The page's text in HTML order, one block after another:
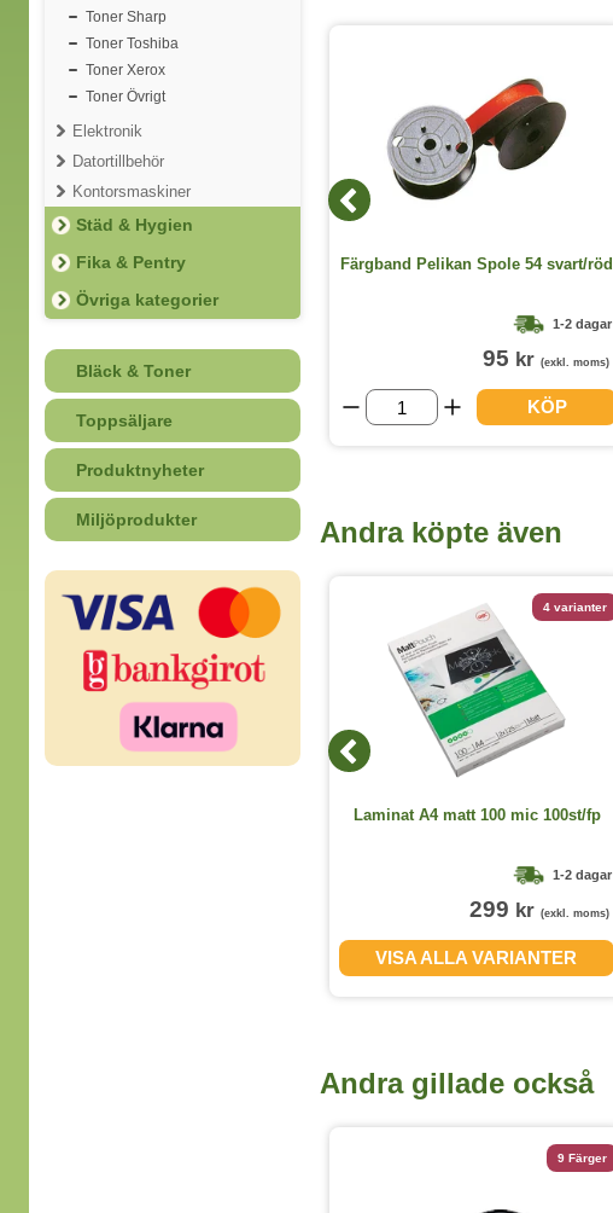
Toner Sharp
Toner Toshiba
Toner Xerox
Toner Övrigt
Elektronik
Datortillbehör
Kontorsmaskiner
Städ & Hygien
Fika & Pentry
Övriga kategorier
Bläck & Toner
Toppsäljare
Produktnyheter
Miljöprodukter
Batteri GP Super Alkaline AAA/LR03
1-2 dagar
229
VISA ALLA VARIANTER
Färgband Pelikan Spole 54 svart/röd
1-2 dagar
95 kr (exkl. moms)
KÖP
Andra köpte även
4 varianter
Laminat A4 matt 100 mic 100st/fp
1-2 dagar
299 kr (exkl. moms)
VISA ALLA VARIANTER
Andra gillade också
9 Färger